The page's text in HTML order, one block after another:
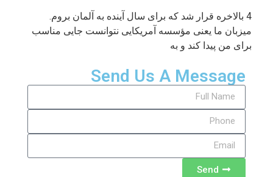
4 بالاخره قرار شد که برای سال آینده به آلمان بروم.
میزبان ما یعنی مؤسسه آمریکایی نتوانست جایی مناسب
برای من پیدا کند و به
Send Us A Message
Send